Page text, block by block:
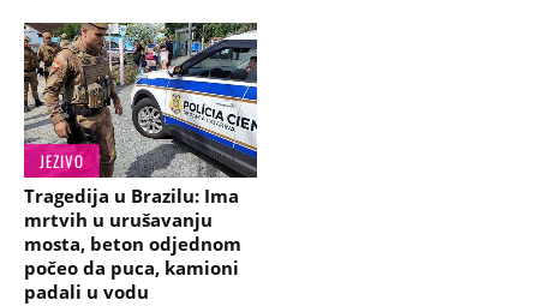
JEZIVO
Tragedija u Brazilu: Ima
mrtvih u urušavanju
mosta, beton odjednom
počeo da puca, kamioni
padali u vodu